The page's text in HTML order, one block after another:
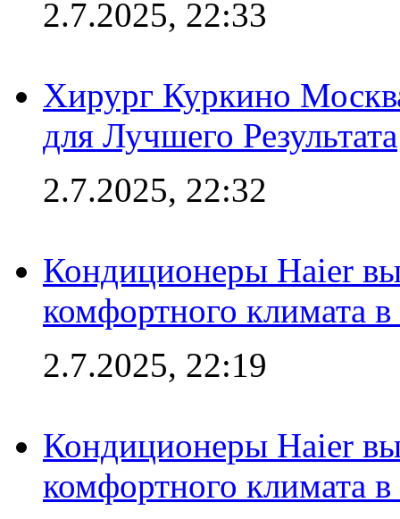
2.7.2025, 22:33
Хирург Куркино
для Лучшего Результата
2.7.2025, 22:32
Кондиционеры Haier
комфортного климата
2.7.2025, 22:19
Кондиционеры Haier
комфортного климата